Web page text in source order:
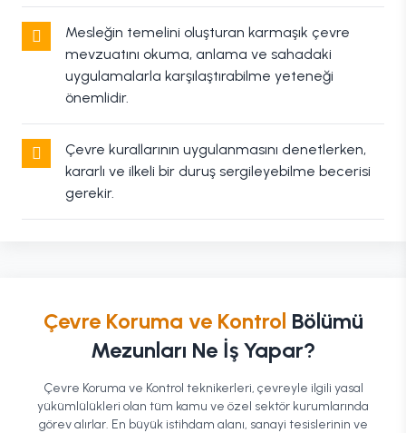
Mesleğin temelini oluşturan karmaşık çevre
mevzuatını okuma, anlama ve sahadaki
uygulamalarla karşılaştırabilme yeteneği
önemlidir.
Çevre kurallarının uygulanmasını denetlerken,
kararlı ve ilkeli bir duruş sergileyebilme becerisi
gerekir.
Çevre Koruma ve Kontrol Bölümü
Mezunları Ne İş Yapar?
Çevre Koruma ve Kontrol teknikerleri, çevreyle ilgili yasal
yükümlülükleri olan tüm kamu ve özel sektör kurumlarında
görev alırlar. En büyük istihdam alanı, sanayi tesislerinin ve